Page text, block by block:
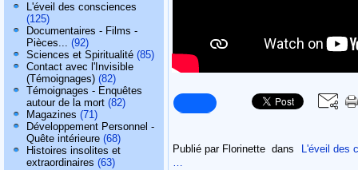
L'éveil des consciences
(125)
Documentaires - Films -
Pièces... (92)
Sciences et Spiritualité (85)
Contact avec l'Invisible
(Témoignages) (82)
Témoignages - Enquêtes
autour de la mort (82)
Magazines (71)
Développement Personnel -
Quête intérieure (68)
Histoires insolites et
extraordinaires (63)
Publié par Florinette dans
L'éveil des